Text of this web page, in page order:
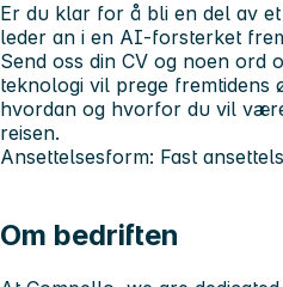
Er du klar for å bli en del av
leder an i en AI-forsterket
Send oss din CV og noen ord
teknologi vil prege fremtidens
hvordan og hvorfor du vil
reisen.
Ansettelsesform: Fast
Om bedriften